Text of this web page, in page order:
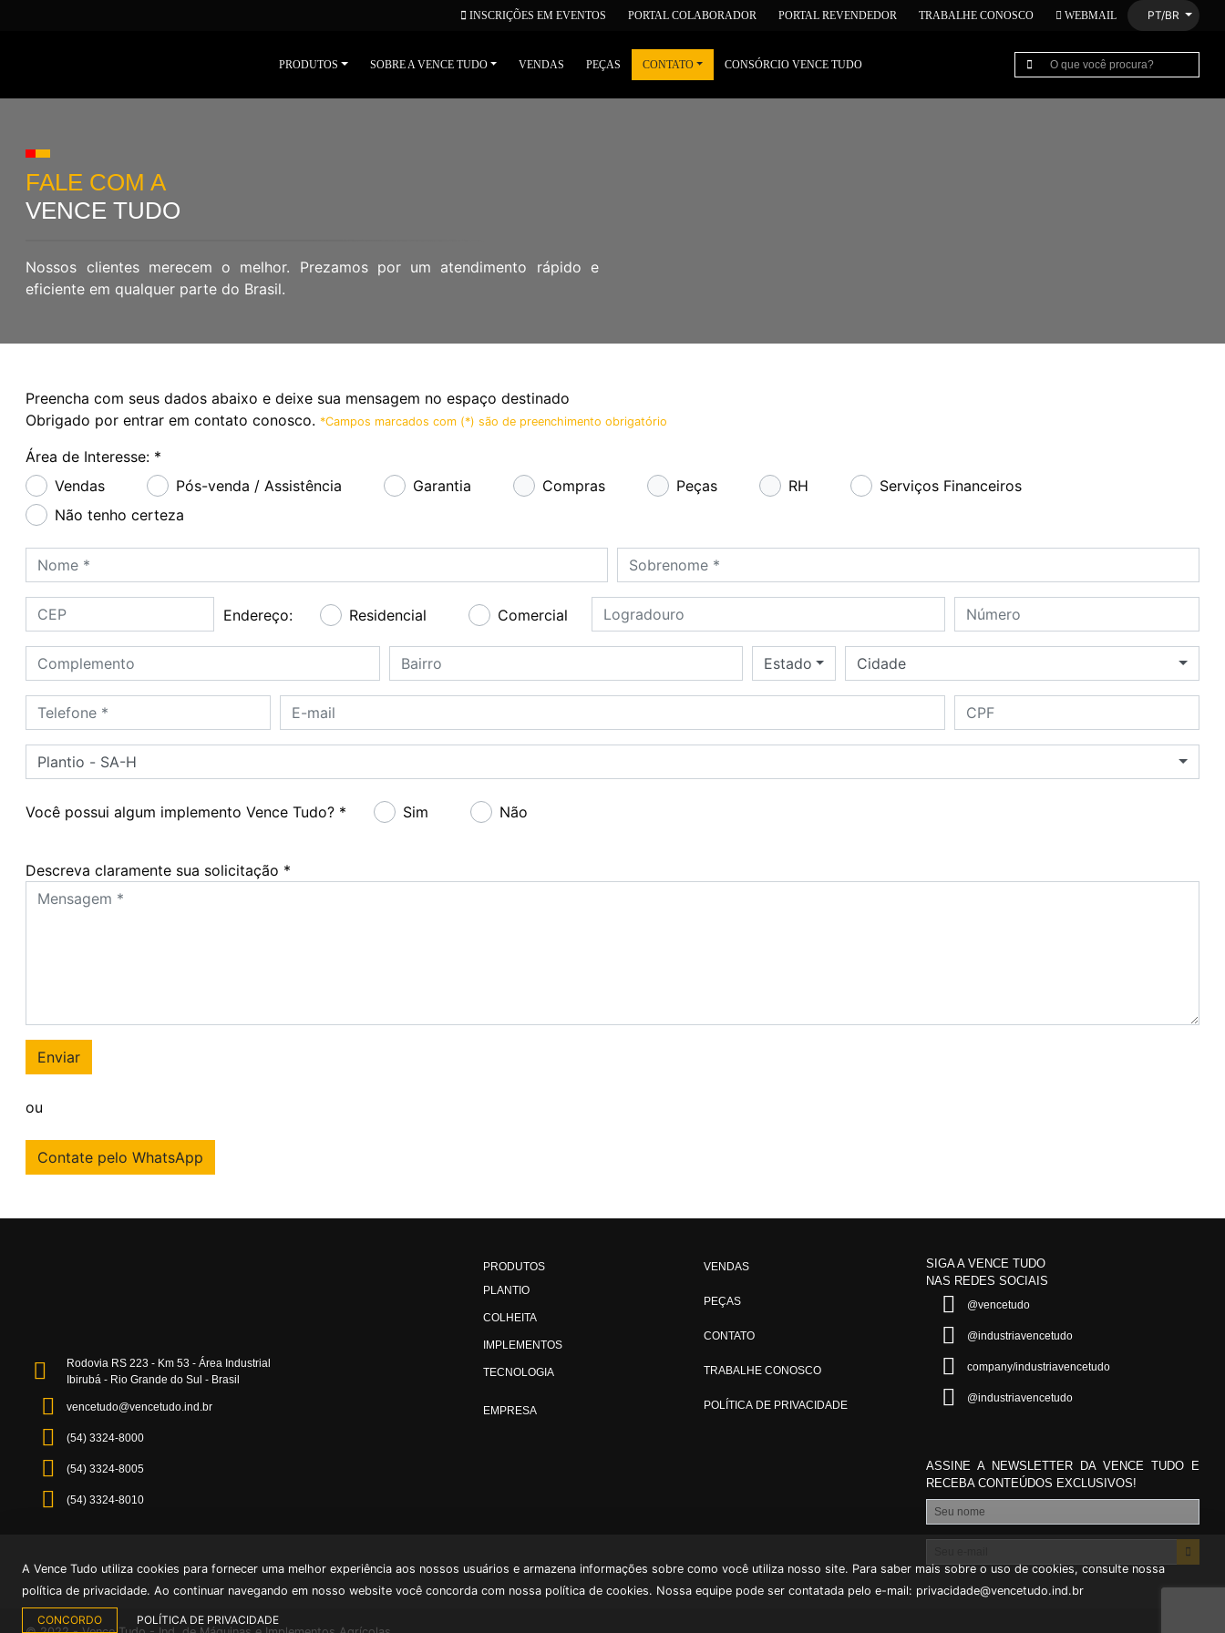
INSCRIÇÕES EM EVENTOS PORTAL COLABORADOR PORTAL REVENDEDOR TRABALHE CONOSCO WEBMAIL PT/BR
PRODUTOS SOBRE A VENCE TUDO VENDAS PEÇAS CONTATO CONSÓRCIO VENCE TUDO
FALE COM A
VENCE TUDO
Nossos clientes merecem o melhor. Prezamos por um atendimento rápido e
eficiente em qualquer parte do Brasil.
Preencha com seus dados abaixo e deixe sua mensagem no espaço destinado
Obrigado por entrar em contato conosco.*Campos marcados com (*) são de preenchimento obrigatório
Área de Interesse *
Área de Interesse: *
Vendas
Pós-venda / Assistência Garantia Compras Peças RH
Serviços Financeiros
Não tenho certeza
Nome * Sobrenome *
CEP Endereço
Endereço: Residencial Comercial Logradouro Número
Complemento Bairro Estado
Estado Cidade
Cidade
Telefone * E-mail CPF
Produto de interesse
Plantio - SA-H
Você possui algum implemento Vence Tudo? *
Você possui algum implemento Vence Tudo? * Sim Não
Descreva claramente sua solicitação *
Descreva claramente sua solicitação *
Enviar
ou
Contate pelo WhatsApp
Rodovia RS 223 - Km 53 - Área Industrial
Ibirubá - Rio Grande do Sul - Brasil
vencetudo@vencetudo.ind.br
(54) 3324-8000
(54) 3324-8005
(54) 3324-8010
PRODUTOS
PLANTIO
COLHEITA
IMPLEMENTOS
TECNOLOGIA
EMPRESA
VENDAS
PEÇAS
CONTATO
TRABALHE CONOSCO
POLÍTICA DE PRIVACIDADE
SIGA A VENCE TUDO
NAS REDES SOCIAIS
@vencetudo
@industriavencetudo
company/industriavencetudo
@industriavencetudo
ASSINE A NEWSLETTER DA VENCE TUDO E
RECEBA CONTEÚDOS EXCLUSIVOS!
* Seu nome
A Vence Tudo utiliza cookies para fornecer uma melhor experiência aos nossos usuários e armazena informações sobre como você utiliza nosso site. Para saber mais sobre o uso de cookies, consulte nossa
política de privacidade. Ao continuar navegando em nosso website você concorda com nossa política de cookies. Nossa equipe pode ser contatada pelo e-mail: privacidade@vencetudo.ind.br
CONCORDO POLÍTICA DE PRIVACIDADE